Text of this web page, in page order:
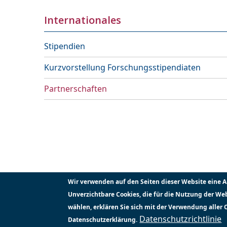
Internationales
Stipendien
Kurzvorstellung Forschungsstipendiaten
Partnerschaften
Wir verwenden auf den Seiten dieser Website eine
Unverzichtbare Cookies, die für die Nutzung der
wählen, erklären Sie sich mit der Verwendung aller
Datenschutzerklärung. Datenschutzrichtlinie